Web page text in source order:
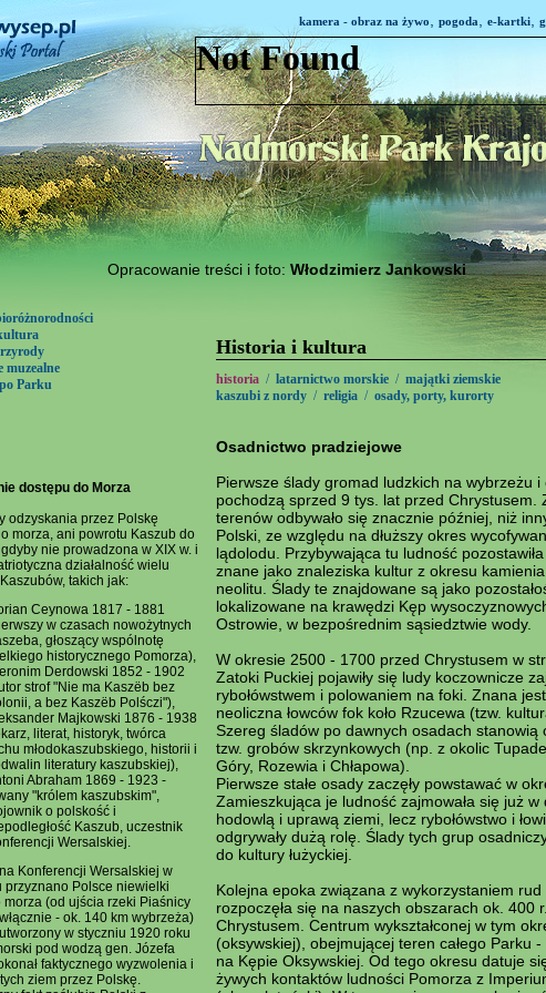
kamera - obraz na żywo pogoda e-kartki
Opracowanie treści i foto: Włodzimierz Jankowski
muzealne
Parku
dostępu do Morza
odzyskania przez Polskę
morza, ani powrotu Kaszub do
gdyby nie prowadzona w XIX w. i
działalność wielu
takich jak:
Ceynowa 1817 - 1881
w czasach nowożytnych
głoszący wspólnotę
historycznego Pomorza),
Derdowski 1852 - 1902
strof "Nie ma Kaszëb bez
a bez Kaszëb Polśczi"),
Majkowski 1876 - 1938
literat, historyk, twórca
młodokaszubskiego, historii i
literatury kaszubskiej),
Abraham 1869 - 1923 -
"królem kaszubskim",
o polskość i
Kaszub, uczestnik
Wersalskiej.
Konferencji Wersalskiej w
przyznano Polsce niewielki
morza (od ujścia rzeki Piaśnicy
- ok. 140 km wybrzeża)
w styczniu 1920 roku
pod wodzą gen. Józefa
faktycznego wyzwolenia i
ziem przez Polskę.
Historia i kultura
historia / latarnictwo morskie / majątki ziemskie
kaszubi z nordy / religia / osady, porty, kurorty
Osadnictwo pradziejowe
Pierwsze ślady gromad ludzkich na wybrzeżu
pochodzą sprzed 9 tys. lat przed Chrystusem.
terenów odbywało się znacznie później, niż
Polski, ze względu na dłuższy okres
lądolodu. Przybywająca tu ludność
znane jako znaleziska kultur z okresu
neolitu. Ślady te znajdowane są jako
lokalizowane na krawędzi Kęp
Ostrowie, w bezpośrednim sąsiedztwie wody.
W okresie 2500 - 1700 przed Chrystusem w
Zatoki Puckiej pojawiły się ludy koczownicze
rybołówstwem i polowaniem na foki. Znana
neoliczna łowców fok koło Rzucewa (tzw.
Szereg śladów po dawnych osadach stanowią
tzw. grobów skrzynkowych (np. z okolic
Góry, Rozewia i Chłapowa).
Pierwsze stałe osady zaczęły powstawać w
Zamieszkująca je ludność zajmowała się już w
hodowlą i uprawą ziemi, lecz rybołówstwo i
odgrywały dużą rolę. Ślady tych grup
do kultury łużyckiej.
Kolejna epoka związana z wykorzystaniem rud
rozpoczęła się na naszych obszarach ok. 400
Chrystusem. Centrum wykształconej w tym
(oksywskiej), obejmującej teren całego Parku -
na Kępie Oksywskiej. Od tego okresu datuje
żywych kontaktów ludności Pomorza z